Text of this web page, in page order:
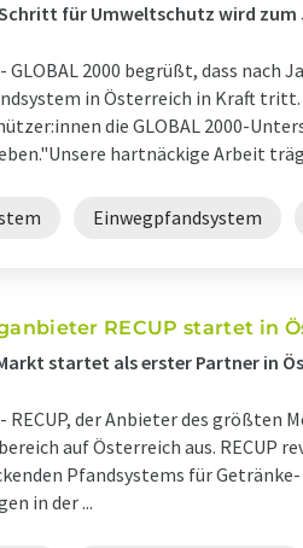
für Umweltschutz wird zum
GLOBAL 2000 begrüßt, dass nach
in Österreich in Kraft
die GLOBAL 2000-
hartnäckige Arbeit
Einwegpfandsystem
RECUP startet in
startet als erster Partner in
RECUP, der Anbieter des größten
auf Österreich aus. RECUP
Pfandsystems für
in der ...